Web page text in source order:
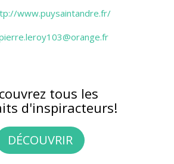
www.puysaintandre.fr/
tous les
d'inspiracteurs!
DÉCOUVRIR